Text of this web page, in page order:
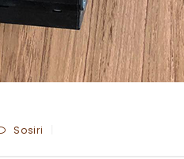
Sosiri